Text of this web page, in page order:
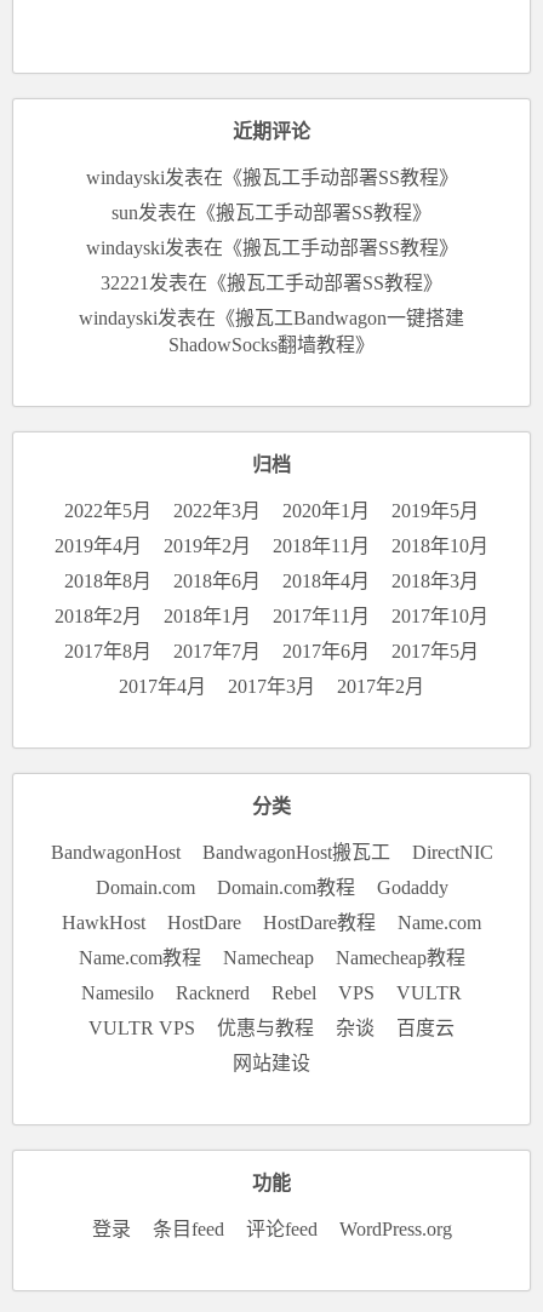
近期评论
windayski发表在《搬瓦工手动部署SS教程》
sun发表在《搬瓦工手动部署SS教程》
windayski发表在《搬瓦工手动部署SS教程》
32221发表在《搬瓦工手动部署SS教程》
windayski发表在《搬瓦工Bandwagon一键搭建
ShadowSocks翻墙教程》
归档
2022年5月 2022年3月 2020年1月
2019年5月
2019年4月
2019年2月 2018年11月
2018年10月
2018年8月
2018年6月 2018年4月
2018年3月
2018年2月
2018年1月 2017年11月
2017年10月
2017年8月
2017年7月 2017年6月
2017年5月
2017年4月
2017年3月 2017年2月
分类
BandwagonHost BandwagonHost搬瓦工
DirectNIC
Domain.com
Domain.com教程
Godaddy
HawkHost
HostDare HostDare教程
Name.com
Name.com教程
Namecheap
Namecheap教程
Namesilo
Racknerd Rebel VPS
VULTR
VULTR VPS
优惠与教程 杂谈
百度云
网站建设
功能
登录 条目feed 评论feed WordPress.org